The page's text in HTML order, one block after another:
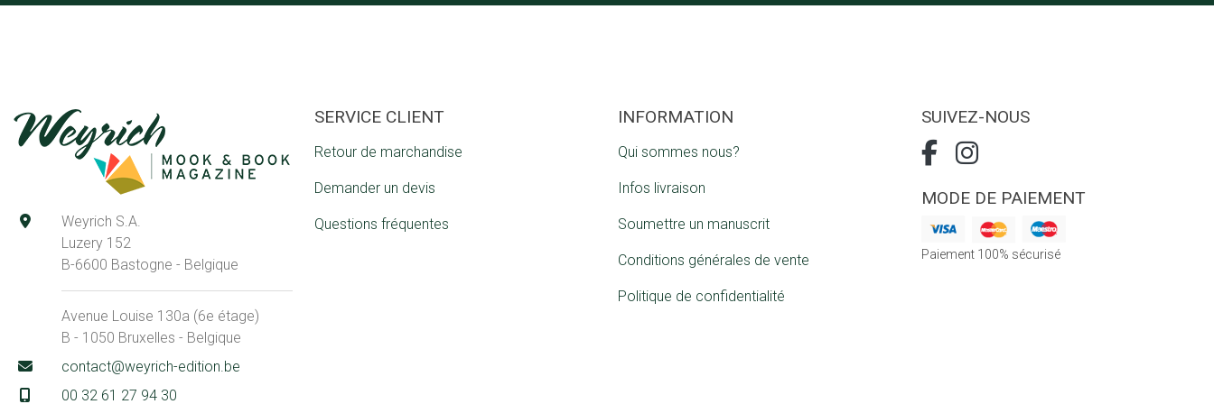
Weyrich S.A.
Luzery 152
B-6600 Bastogne - Belgique
Avenue Louise 130a (6e étage)
B - 1050 Bruxelles - Belgique
contact@weyrich-edition.be
00 32 61 27 94 30
SERVICE CLIENT
Retour de marchandise
Demander un devis
Questions fréquentes
INFORMATION
Qui sommes nous?
Infos livraison
Soumettre un manuscrit
Conditions générales de vente
Politique de confidentialité
SUIVEZ-NOUS
MODE DE PAIEMENT
Paiement 100% sécurisé